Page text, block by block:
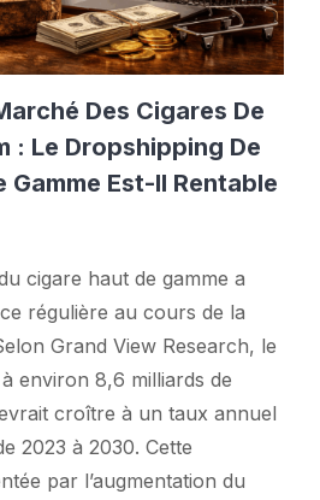
Des Cigares De
: Le Dropshipping De
Gamme Est-Il Rentable
cigare haut de gamme a
régulière au cours de la
Grand View Research, le
environ 8,6 milliards de
croître à un taux annuel
2023 à 2030. Cette
par l’augmentation du